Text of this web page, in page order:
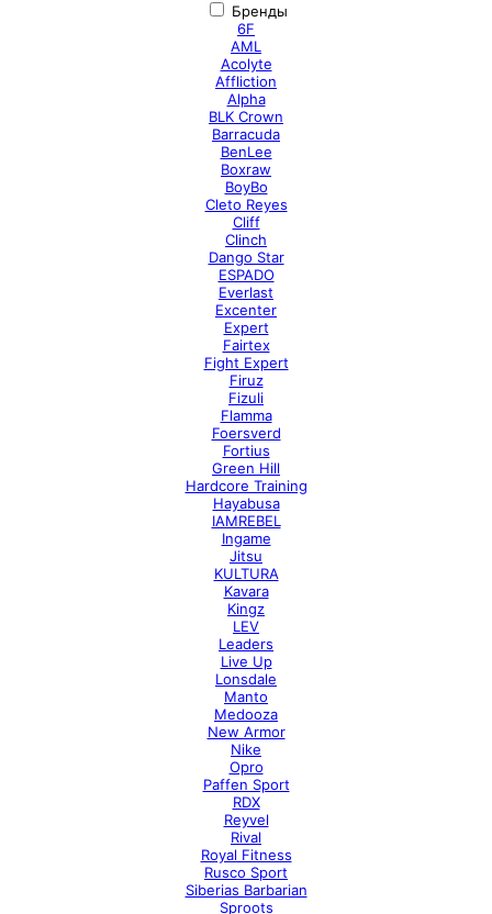
Бренды
6F
AML
Acolyte
Affliction
Alpha
BLK Crown
Barracuda
BenLee
Boxraw
BoyBo
Cleto Reyes
Cliff
Clinch
Dango Star
ESPADO
Everlast
Excenter
Expert
Fairtex
Fight Expert
Firuz
Fizuli
Flamma
Foersverd
Fortius
Green Hill
Hardcore Training
Hayabusa
IAMREBEL
Ingame
Jitsu
KULTURA
Kavara
Kingz
LEV
Leaders
Live Up
Lonsdale
Manto
Medooza
New Armor
Nike
Opro
Paffen Sport
RDX
Reyvel
Rival
Royal Fitness
Rusco Sport
Siberias Barbarian
Sproots